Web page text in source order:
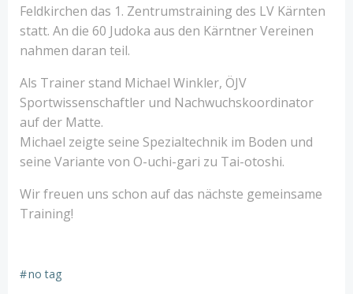
Feldkirchen das 1. Zentrumstraining des LV Kärnten
statt. An die 60 Judoka aus den Kärntner Vereinen
nahmen daran teil.
Als Trainer stand Michael Winkler, ÖJV
Sportwissenschaftler und Nachwuchskoordinator
auf der Matte.
Michael zeigte seine Spezialtechnik im Boden und
seine Variante von O-uchi-gari zu Tai-otoshi.
Wir freuen uns schon auf das nächste gemeinsame
Training!
#no tag